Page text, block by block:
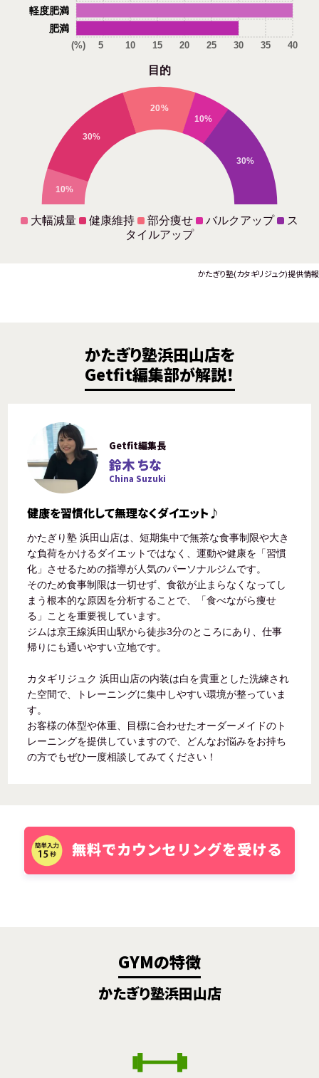
肥満
軽度肥満
(%) 5 10 15 20 25 30 35 40
目的
10%
30%
20%
10%
30%
大幅減量 健康維持 部分痩せ バルクアップ
ス
タイルアップ
かたぎり塾(カタギリジュク)提供情報
かたぎり塾浜田山店を
Getfit編集部が解説！
Getfit編集長
鈴木 ちな
China Suzuki
健康を習慣化して無理なくダイエット♪
かたぎり塾 浜田山店は、短期集中で無茶な食事制限や大き
な負荷をかけるダイエットではなく、運動や健康を「習慣
化」させるための指導が人気のパーソナルジムです。
そのため食事制限は一切せず、食欲が止まらなくなってし
まう根本的な原因を分析することで、「食べながら痩せ
る」ことを重要視しています。
ジムは京王線浜田山駅から徒歩3分のところにあり、仕事
帰りにも通いやすい立地です。
カタギリジュク 浜田山店の内装は白を貴重とした洗練され
た空間で、トレーニングに集中しやすい環境が整っていま
す。
お客様の体型や体重、目標に合わせたオーダーメイドのト
レーニングを提供していますので、どんなお悩みをお持ち
の方でもぜひ一度相談してみてください！
GYMの特徴
かたぎり塾浜田山店